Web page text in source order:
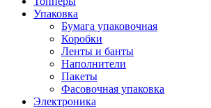
Упаковка
Бумага упаковочная
Коробки
Ленты и банты
Наполнители
Пакеты
Фасовочная упаковка
Электроника